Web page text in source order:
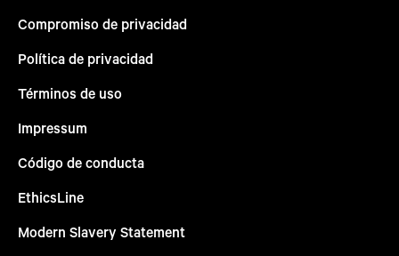
Compromiso de privacidad
Política de privacidad
Términos de uso
Impressum
Código de conducta
EthicsLine
Modern Slavery Statement